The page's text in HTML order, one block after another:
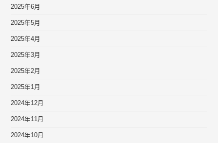
2025年6月
2025年5月
2025年4月
2025年3月
2025年2月
2025年1月
2024年12月
2024年11月
2024年10月